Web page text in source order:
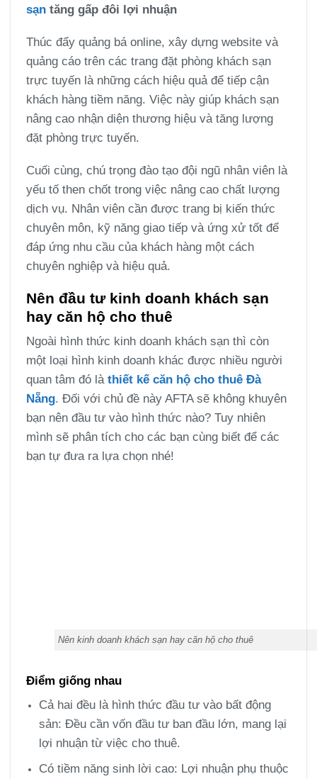
sạntăng gấp đôi lợi nhuận
Thúc đẩy quảng bá online, xây dựng website và
quảng cáo trên các trang đặt phòng khách sạn
trực tuyến là những cách hiệu quả để tiếp cận
khách hàng tiềm năng. Việc này giúp khách sạn
nâng cao nhận diện thương hiệu và tăng lượng
đặt phòng trực tuyến.
Cuối cùng, chú trọng đào tạo đội ngũ nhân viên là
yếu tố then chốt trong việc nâng cao chất lượng
dịch vụ. Nhân viên cần được trang bị kiến thức
chuyên môn, kỹ năng giao tiếp và ứng xử tốt để
đáp ứng nhu cầu của khách hàng một cách
chuyên nghiệp và hiệu quả.
Nên đầu tư kinh doanh khách sạn
hay căn hộ cho thuê
Ngoài hình thức kinh doanh khách sạn thì còn
một loại hình kinh doanh khác được nhiều người
quan tâm đó là thiết kế căn hộ cho thuê Đà
Nẵng. Đối với chủ đề này AFTA sẽ không khuyên
bạn nên đầu tư vào hình thức nào? Tuy nhiên
mình sẽ phân tích cho các bạn cùng biết để các
bạn tự đưa ra lựa chọn nhé!
Nên kinh doanh khách sạn hay căn hộ cho thuê
Điểm giống nhau
Cả hai đều là hình thức đầu tư vào bất động
sản: Đều cần vốn đầu tư ban đầu lớn, mang lại
lợi nhuận từ việc cho thuê.
Có tiềm năng sinh lời cao: Lợi nhuận phụ thuộc